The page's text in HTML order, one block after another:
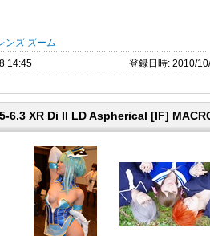
ンズ ズーム
14:45
登録日時: 2010/
6.3 XR Di II LD Aspherical [IF]